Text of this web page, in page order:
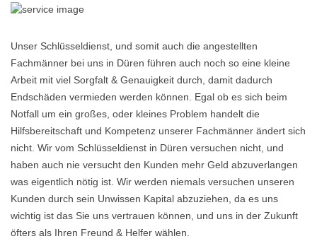
Unser Schlüsseldienst, und somit auch die angestellten
Fachmänner bei uns in Düren führen auch noch so eine kleine
Arbeit mit viel Sorgfalt & Genauigkeit durch, damit dadurch
Endschäden vermieden werden können. Egal ob es sich beim
Notfall um ein großes, oder kleines Problem handelt die
Hilfsbereitschaft und Kompetenz unserer Fachmänner ändert sich
nicht. Wir vom Schlüsseldienst in Düren versuchen nicht, und
haben auch nie versucht den Kunden mehr Geld abzuverlangen
was eigentlich nötig ist. Wir werden niemals versuchen unseren
Kunden durch sein Unwissen Kapital abzuziehen, da es uns
wichtig ist das Sie uns vertrauen können, und uns in der Zukunft
öfters als Ihren Freund & Helfer wählen.